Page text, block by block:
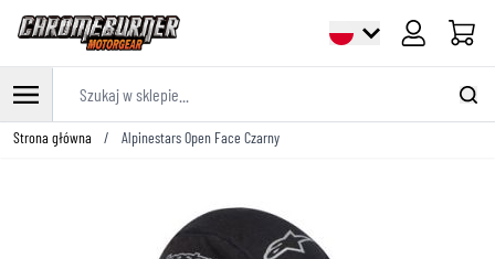
Cart
Przejdź do treści
Strona główna / Alpinestars Open Face Czarny